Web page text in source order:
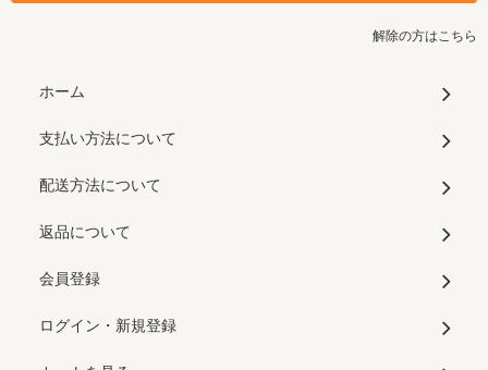
解除の方はこちら
ホーム
支払い方法について
配送方法について
返品について
会員登録
ログイン・新規登録